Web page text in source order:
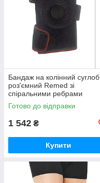
Бандаж на колінний суглоб
роз'ємний Remed зі
спіральними ребрами
жорсткості R6201
Готово до відправки
1 542 ₴
Купити